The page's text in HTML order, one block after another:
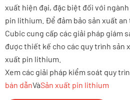
xuất hiện đại, đặc biệt đối với
pin lithium. Để đảm bảo sản xuất
Cubic cung cấp các giải pháp giám
được thiết kế cho các quy trình sản
xuất pin lithium.
Xem các giải pháp kiểm soát quy
bán dẫnVàSản xuất pin lithium